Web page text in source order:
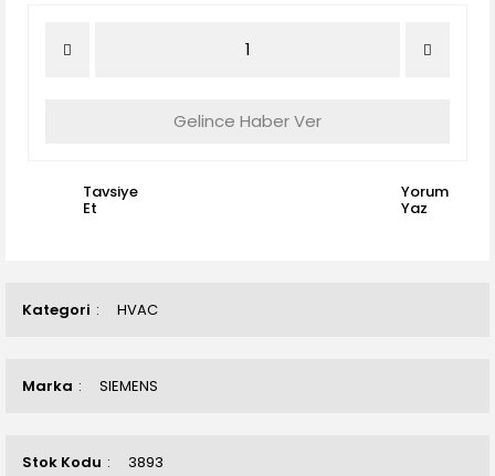
Kategori HVAC
Marka SIEMENS
Stok Kodu 3893
Gelince Haber Ver
Tavsiye
Et
Yorum
Yaz